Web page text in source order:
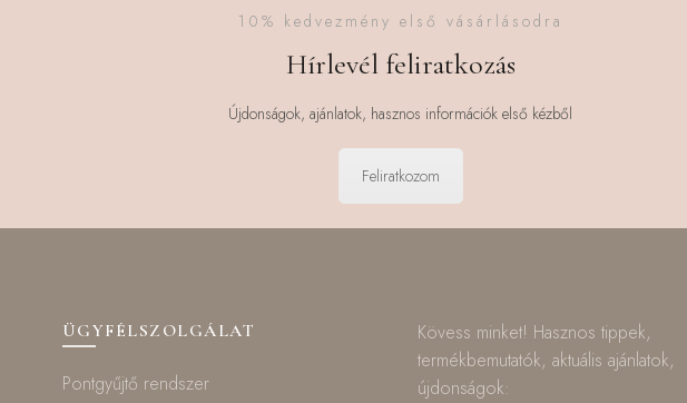
10% kedvezmény első vásárlásodra
Hírlevél feliratkozás
Újdonságok, ajánlatok, hasznos információk első kézből
Feliratkozom
ÜGYFÉLSZOLGÁLAT
Pontgyűjtő rendszer
Kövess minket! Hasznos tippek,
termékbemutatók, aktuális ajánlatok,
újdonságok: